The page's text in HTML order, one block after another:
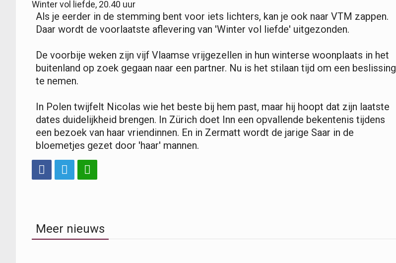
Winter vol liefde, 20.40 uur
Als je eerder in de stemming bent voor iets lichters, kan je ook naar VTM zappen.
Daar wordt de voorlaatste aflevering van 'Winter vol liefde' uitgezonden.
De voorbije weken zijn vijf Vlaamse vrijgezellen in hun winterse woonplaats in het
buitenland op zoek gegaan naar een partner. Nu is het stilaan tijd om een beslissing
te nemen.
In Polen twijfelt Nicolas wie het beste bij hem past, maar hij hoopt dat zijn laatste
dates duidelijkheid brengen. In Zürich doet Inn een opvallende bekentenis tijdens
een bezoek van haar vriendinnen. En in Zermatt wordt de jarige Saar in de
bloemetjes gezet door 'haar' mannen.
Meer nieuws